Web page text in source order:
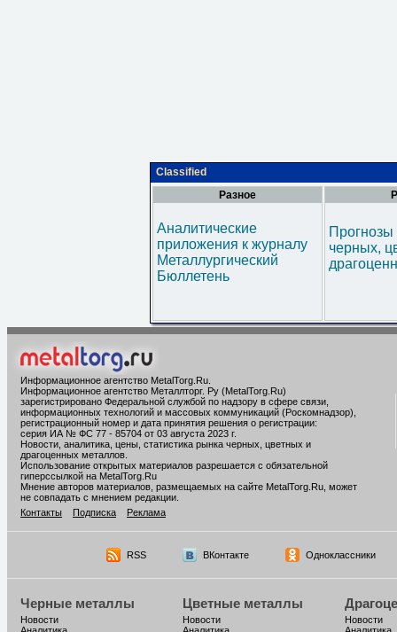
Classified
Разное
Аналитические
приложения к журналу
Металлургический
Бюллетень
черных,
Информационное агентство MetalTorg.Ru
Информационное агентство Металлторг. Ру (MetalTorg.Ru)
зарегистрировано Федеральной службой по надзору в сфере связи,
информационных технологий и массовых коммуникаций (Роскомнадзор),
регистрационный номер и дата принятия решения о регистрации:
серия ИА № ФС 77 - 85704 от 03 августа 2023 г.
Новости, аналитика, цены, статистика рынка черных, цветных и
драгоценных металлов.
Использование открытых материалов разрешается с обязательной
гиперссылкой на MetalTorg.Ru
Мнение авторов материалов, размещаемых на сайте MetalTorg.Ru, может
не совпадать с мнением редакции.
Контакты
Подписка Реклама
RSS ВКонтакте Одноклассники
Черные металлы
Новости
Цветные металлы
Новости
Новости